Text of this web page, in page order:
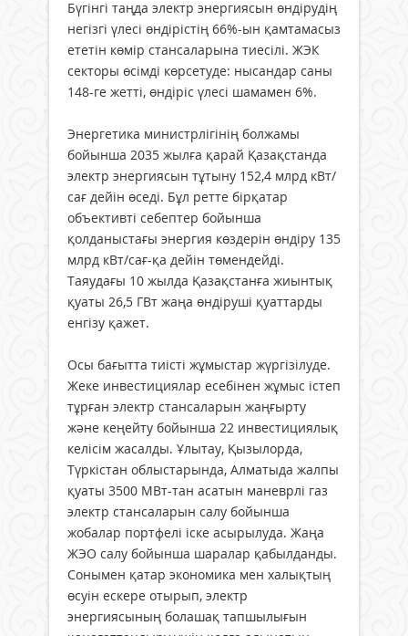
Бүгінгі таңда электр энергиясын өндірудің
негізгі үлесі өндірістің 66%-ын қамтамасыз
ететін көмір стансаларына тиесілі. ЖЭК
секторы өсімді көрсетуде: нысандар саны
148-ге жетті, өндіріс үлесі шамамен 6%.
Энергетика министрлігінің болжамы
бойынша 2035 жылға қарай Қазақстанда
электр энергиясын тұтыну 152,4 млрд кВт/
сағ дейін өседі. Бұл ретте бірқатар
объективті себептер бойынша
қолданыстағы энергия көздерін өндіру 135
млрд кВт/сағ-қа дейін төмендейді.
Таяудағы 10 жылда Қазақстанға жиынтық
қуаты 26,5 ГВт жаңа өндіруші қуаттарды
енгізу қажет.
Осы бағытта тиісті жұмыстар жүргізілуде.
Жеке инвестициялар есебінен жұмыс істеп
тұрған электр стансаларын жаңғырту
және кеңейту бойынша 22 инвестициялық
келісім жасалды. Ұлытау, Қызылорда,
Түркістан облыстарында, Алматыда жалпы
қуаты 3500 МВт-тан асатын маневрлі газ
электр стансаларын салу бойынша
жобалар портфелі іске асырылуда. Жаңа
ЖЭО салу бойынша шаралар қабылданды.
Сонымен қатар экономика мен халықтың
өсуін ескере отырып, электр
энергиясының болашақ тапшылығын